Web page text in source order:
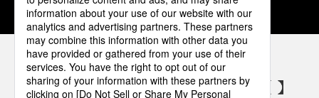
パナソニックの電気設備 SNSアカウント